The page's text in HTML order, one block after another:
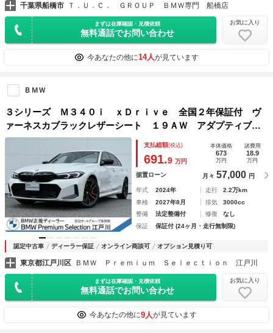
千葉県船橋市 Ｔ．Ｕ．Ｃ． ＧＲＯＵＰ ＢＭＷ専門 船橋店
まずは在庫確認・見積依頼
無料通話でお問い合わせ
お気に入り
今あなたの他に14人が見ています
ＢＭＷ
３シリーズ Ｍ３４０ｉ ｘＤｒｉｖｅ 全国２年保証付 ヴ
ァーネスカブラックレザーシート １９ＡＷ アダプティブＭ
サスペンション ＡＣＣ ハンズオフアシスト シートヒータ
ー 地デジＴＶ ｈａｒｍａｎ／ｋａｒｄｏｎ ＡｐｐｌｅＣ
ａｒＰｌａｙ
支払総額(税込)
691.9 万円
本体価格
673
万円
諸費用
18.9
万円
据置ローン 月々 57,000 円
年式 2024年 走行
2.2万km
車検
2027年8月 排気
3000cc
整備
法定整備付 修復
なし
保証
保証付 (24ヶ月・走行無制限)
認定中古車 ディーラー保証 オンライン商談可 オプション見積り可
東京都江戸川区 ＢＭＷ Ｐｒｅｍｉｕｍ Ｓｅｌｅｃｔｉｏｎ 江戸川
まずは在庫確認・見積依頼
無料通話でお問い合わせ
お気に入り
今あなたの他に9人が見ています